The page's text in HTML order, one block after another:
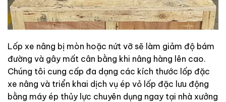
Lốp xe nâng bị mòn hoặc nứt vỡ sẽ làm giảm độ bám
đường và gây mất cân bằng khi nâng hàng lên cao.
Chúng tôi cung cấp đa dạng các kích thước lốp đặc
xe nâng và triển khai dịch vụ ép vỏ lốp đặc lưu động
bằng máy ép thủy lực chuyên dụng ngay tại nhà xưởng